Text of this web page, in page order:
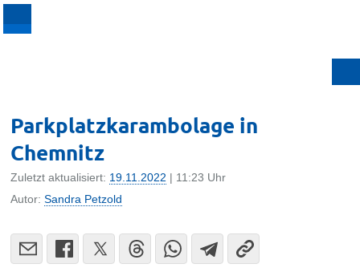
Parkplatzkarambolage in
Chemnitz
Zuletzt aktualisiert: 19.11.2022 | 11:23 Uhr
Autor:Sandra Petzold